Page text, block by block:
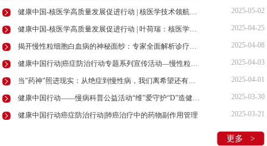
健康中国-核医学高质量发展促进行动 | 核医学技术领航精准诊疗，助力健康中国建设 2025-05-02
健康中国-核医学高质量发展促进行动 | 叶荷瑞：核医学发展共筑基石核安全多元主体协同治理 2025-04-25
揭开慢性粒细胞白血病的神秘面纱：专家全面解析诊疗要点 2025-04-08
健康中国行动|癌症防治行动专题系列宣传活动—慢性粒细胞性白血病的防治药访谈节目在京录制 2025-04-03
当"药神"照进现实：从绝症到慢性病，我们离希望还有多远？ 2025-04-01
健康中国行动——慢病科普公益活动“维”爱守护“D”造健康在京举行！ 2025-03-30
健康中国行动癌症防治行动|肺癌治疗中的药物副作用管理 2025-03-21
更多 >